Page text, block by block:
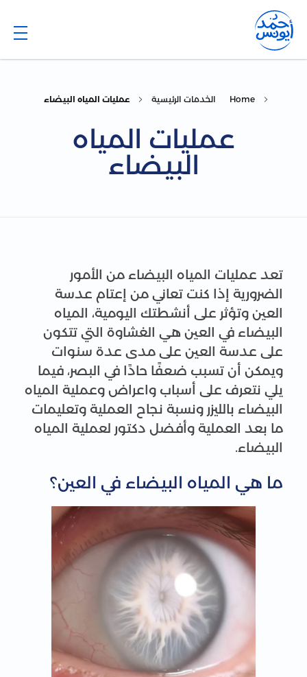
Dr. Ahmed Younis
Blog
Home الخدمات الرئيسية عمليات المياه البيضاء
عمليات المياه
البيضاء
تعد عمليات المياه البيضاء من الأمور
الضرورية إذا كنت تعاني من إعتام عدسة
العين وتؤثر على أنشطتك اليومية، المياه
البيضاء في العين هي الغشاوة التي تتكون
على عدسة العين على مدى عدة سنوات
ويمكن أن تسبب ضعفًا حادًا في البصر، فيما
يلي نتعرف على أسباب واعراض وعملية المياه
البيضاء بالليزر ونسبة نجاح العملية وتعليمات
ما بعد العملية وأفضل دكتور لعملية المياه
البيضاء.
ما هي المياه البيضاء في العين؟